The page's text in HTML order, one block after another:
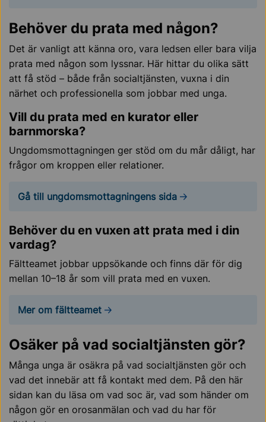
Behöver du prata med någon?
Det är vanligt att känna oro, vara ledsen eller bara vilja
prata med någon som lyssnar. Här hittar du olika sätt
att få stöd – både från socialtjänsten, vuxna i din
närhet och professionella som jobbar med unga.
Vill du prata med en kurator eller
barnmorska?
Ungdomsmottagningen ger stöd om du mår dåligt, har
frågor om kroppen eller relationer.
Gå till ungdomsmottagningens sida
Behöver du en vuxen att prata med i din
vardag?
Fältteamet jobbar uppsökande och finns där för dig
mellan 10–18 år som vill prata med en vuxen.
Mer om fältteamet
Osäker på vad socialtjänsten gör?
Många unga är osäkra på vad socialtjänsten gör och
vad det innebär att få kontakt med dem. På den här
sidan kan du läsa om vad soc är, vad som händer om
någon gör en orosanmälan och vad du har för